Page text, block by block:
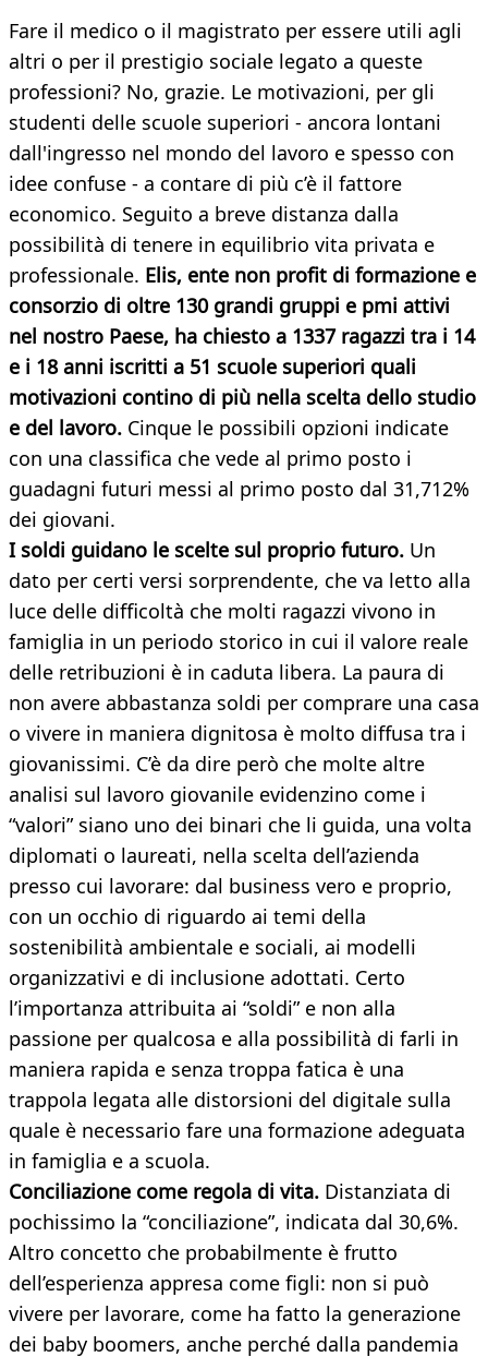
Fare il medico o il magistrato per essere utili agli
altri o per il prestigio sociale legato a queste
professioni? No, grazie. Le motivazioni, per gli
studenti delle scuole superiori - ancora lontani
dall'ingresso nel mondo del lavoro e spesso con
idee confuse - a contare di più c’è il fattore
economico. Seguito a breve distanza dalla
possibilità di tenere in equilibrio vita privata e
professionale. Elis, ente non profit di formazione e
consorzio di oltre 130 grandi gruppi e pmi attivi
nel nostro Paese, ha chiesto a 1337 ragazzi tra i 14
e i 18 anni iscritti a 51 scuole superiori quali
motivazioni contino di più nella scelta dello studio
e del lavoro. Cinque le possibili opzioni indicate
con una classifica che vede al primo posto i
guadagni futuri messi al primo posto dal 31,712%
dei giovani.
I soldi guidano le scelte sul proprio futuro. Un
dato per certi versi sorprendente, che va letto alla
luce delle difficoltà che molti ragazzi vivono in
famiglia in un periodo storico in cui il valore reale
delle retribuzioni è in caduta libera. La paura di
non avere abbastanza soldi per comprare una casa
o vivere in maniera dignitosa è molto diffusa tra i
giovanissimi. C’è da dire però che molte altre
analisi sul lavoro giovanile evidenzino come i
“valori” siano uno dei binari che li guida, una volta
diplomati o laureati, nella scelta dell’azienda
presso cui lavorare: dal business vero e proprio,
con un occhio di riguardo ai temi della
sostenibilità ambientale e sociali, ai modelli
organizzativi e di inclusione adottati. Certo
l’importanza attribuita ai “soldi” e non alla
passione per qualcosa e alla possibilità di farli in
maniera rapida e senza troppa fatica è una
trappola legata alle distorsioni del digitale sulla
quale è necessario fare una formazione adeguata
in famiglia e a scuola.
Conciliazione come regola di vita. Distanziata di
pochissimo la “conciliazione”, indicata dal 30,6%.
Altro concetto che probabilmente è frutto
dell’esperienza appresa come figli: non si può
vivere per lavorare, come ha fatto la generazione
dei baby boomers, anche perché dalla pandemia